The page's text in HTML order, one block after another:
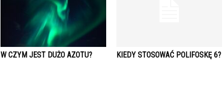
W CZYM JEST DUŻO AZOTU? KIEDY STOSOWAĆ POLIFOSKĘ 6?